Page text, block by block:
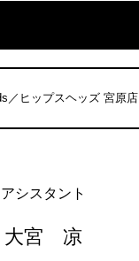
／ヒップスヘッズ 宮原店
アシスタント
大宮 凉